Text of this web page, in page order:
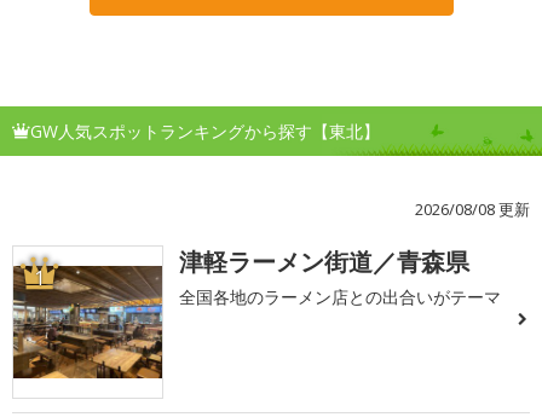
GW人気スポットランキングから探す【東北】
2026/08/08 更新
1 津軽ラーメン街道／青森県
全国各地のラーメン店との出合いがテーマ